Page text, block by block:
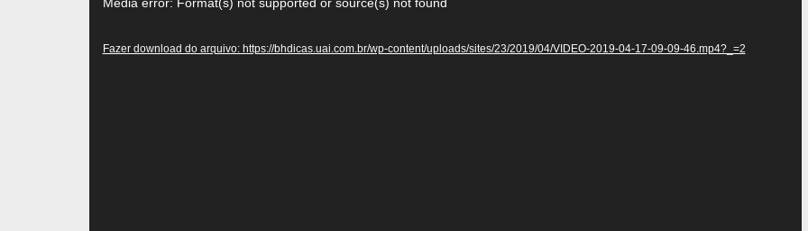
vídeo
Fazer download do arquivo: https://bhdicas.uai.com.br/wp-content/uploads/sites/23/2019/04/VIDEO-2019-04-17-09-09-46.mp4?_=2